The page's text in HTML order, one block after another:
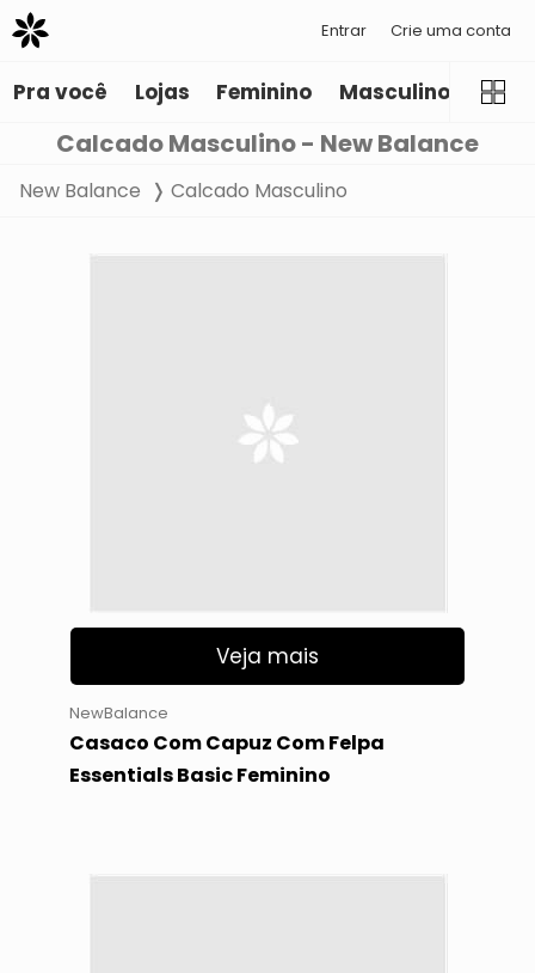
Entrar Crie uma conta
Pra você Lojas Feminino Masculino
Calcado Masculino - New Balance
New Balance Calcado Masculino
Veja mais
NewBalance
Casaco Com Capuz Com Felpa
Essentials Basic Feminino